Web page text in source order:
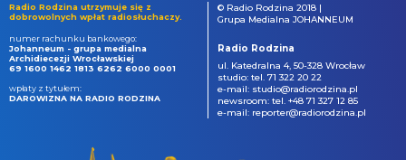
Radio Rodzina utrzymuje się z
dobrowolnych wpłat radiosłuchaczy.
numer rachunku bankowego:
Johanneum - grupa medialna
Archidiecezji Wrocławskiej
69 1600 1462 1813 6262 6000 0001
wpłaty z tytułem:
DAROWIZNA NA RADIO RODZINA
© Radio Rodzina 2018 |
Grupa Medialna JOHANNEUM
Radio Rodzina
ul. Katedralna 4, 50-328 Wrocław
studio: tel. 71 322 20 22
e-mail: studio@radiorodzina.pl
newsroom: tel. +48 71 327 12 85
e-mail: reporter@radiorodzina.pl